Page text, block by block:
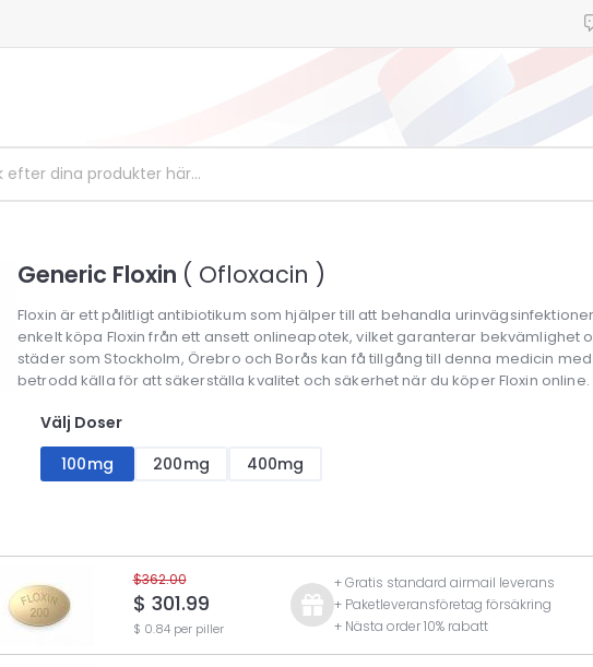
Generic Floxin ( Ofloxacin )
Floxin är ett pålitligt antibiotikum som hjälper till att behandla
enkelt köpa Floxin från ett ansett onlineapotek, vilket garanterar bekvämlighet
städer som Stockholm, Örebro och Borås kan få tillgång till denna medicin
betrodd källa för att säkerställa kvalitet och säkerhet när du köper Floxin online.
Välj Doser
100mg
200mg 400mg
$362.00
$ 301.99
$ 0.84 per piller
+ Gratis standard airmail leverans
+ Paketleveransföretag försäkring
+ Nästa order 10% rabatt